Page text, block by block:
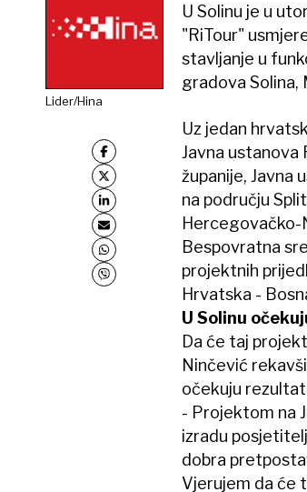
Lider/Hina
U Solinu je u
"RiTour"
stavljanje u
gradova Solina,
Uz jedan
Javna ustanova
županije, Javna
na području
Hercegovačko-
Bespovratna
projektnih
Hrvatska -
U Solinu
Da će taj
Ninčević
očekuju
- Projektom na
izradu
dobra
Vjerujem da će